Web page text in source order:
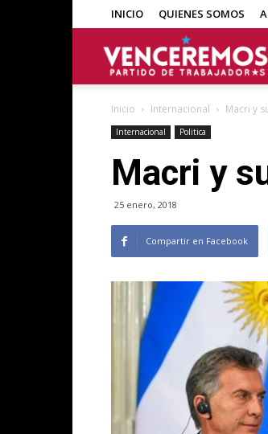
INICIO QUIENES SOMOS
Inicio Internacional Macri y
Internacional Politica
Macri y
25 enero, 2018
Compartir en Facebook